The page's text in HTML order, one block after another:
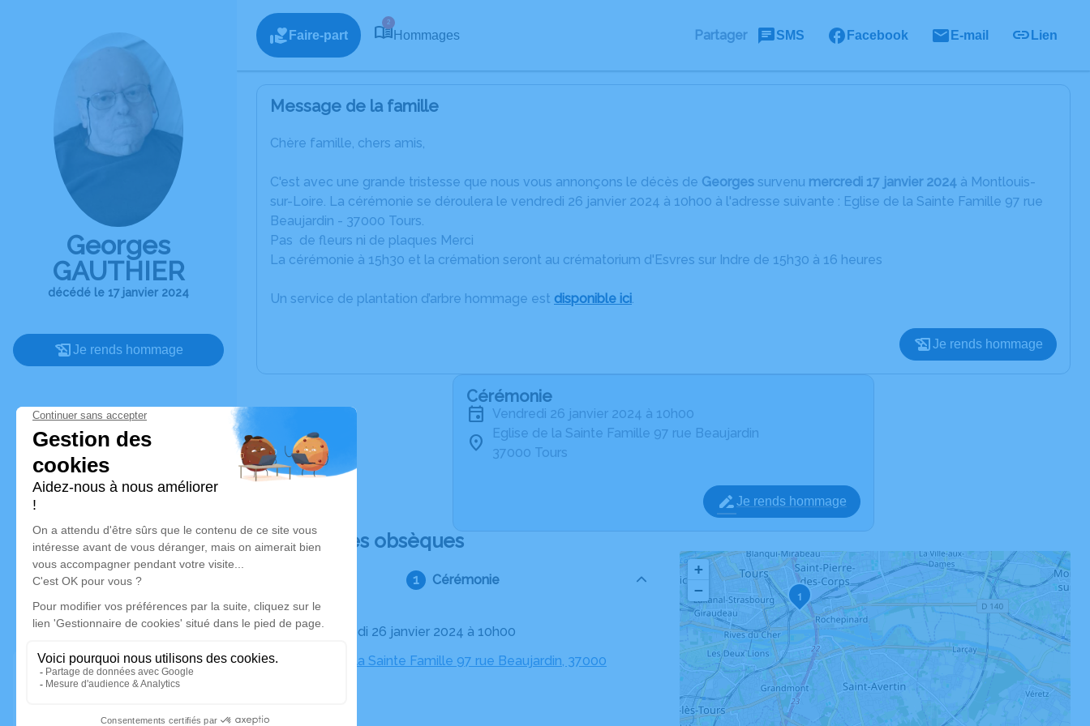
Georges
GAUTHIER
décédé le 17 janvier 2024
Je rends hommage
Faire-part
2
Hommages Partager SMS Facebook E-mail Lien
Message de la famille
Chère famille, chers amis,
C'est avec une grande tristesse que nous vous annonçons le décès de Georges survenu mercredi 17 janvier 2024 à Montlouis-
sur-Loire. La cérémonie se déroulera le vendredi 26 janvier 2024 à 10h00 à l'adresse suivante : Eglise de la Sainte Famille 97 rue
Beaujardin - 37000 Tours.
Pas de fleurs ni de plaques Merci
La cérémonie à 15h30 et la crémation seront au crématorium d'Esvres sur Indre de 15h30 à 16 heures
Un service de plantation d’arbre hommage est disponible ici.
Je rends hommage
Cérémonie
vendredi 26 janvier 2024 à 10h00
Eglise de la Sainte Famille 97 rue Beaujardin
37000 Tours
Je rends hommage
Déroulé des obsèques
Cérémonie
Le vendredi 26 janvier 2024 à 10h00
Eglise de la Sainte Famille 97 rue Beaujardin, 37000
1
+
−